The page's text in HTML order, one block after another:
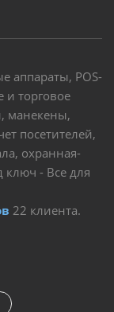
аппараты, POS-
и торговое
манекены,
посетителей,
охранная-
ключ - Все для
22 клиента.